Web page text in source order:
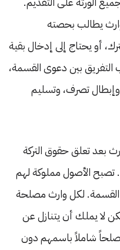
يطالب بحصته
أو يحتاج إلى إدخال بقية
التفريق بين دعوى القسمة،
وإبطال تصرف، وتسليم
بعد تعلق حقوق التركة
تصبح الأصول مملوكة لهم
لكل وارث مصلحة
لا يملك أن يتنازل عن
شاملاً باسمهم دون